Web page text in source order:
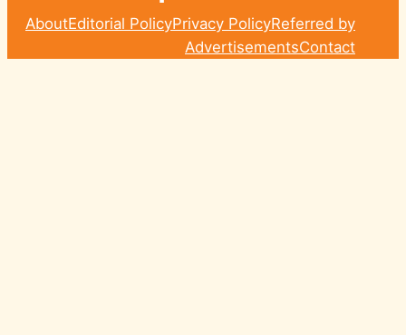
AboutEditorial PolicyPrivacy PolicyReferred by
AdvertisementsContact